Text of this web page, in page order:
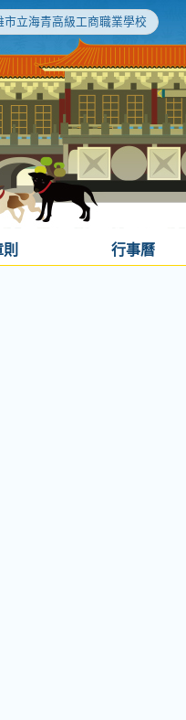
市立海青高級工商職業學校
行事曆